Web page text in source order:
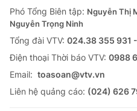
Phó Tổng Biên tập: Nguyễn Thị
Nguyễn Trọng Ninh
Tổng đài VTV: 024.38 355 931
Ðiện thoại Thời báo VTV: 0988
Email: toasoan@vtv.vn
Liên hệ quảng cáo: (024) 626